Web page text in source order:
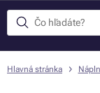
Hlavná stránka